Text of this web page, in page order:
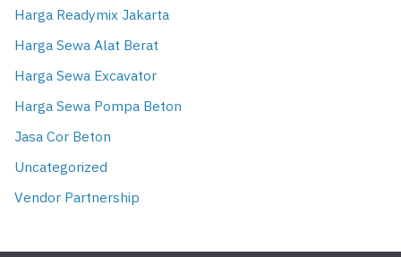
Harga Readymix Jakarta
Harga Sewa Alat Berat
Harga Sewa Excavator
Harga Sewa Pompa Beton
Jasa Cor Beton
Uncategorized
Vendor Partnership